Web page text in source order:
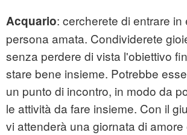
Acquario: cercherete di entrare in
persona amata. Condividerete
senza perdere di vista l'obiettivo
stare bene insieme. Potrebbe
un punto di incontro, in modo da
le attività da fare insieme. Con il
vi attenderà una giornata di